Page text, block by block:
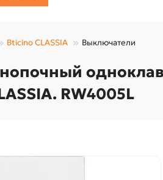
Bticino CLASSIA Выключатели
RW4005L